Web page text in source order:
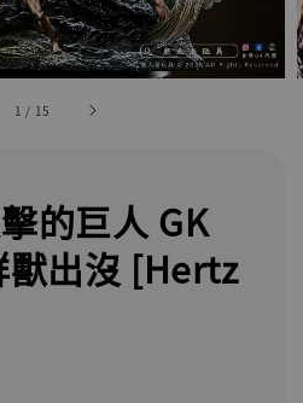
1 / 15
的巨人 GK
獸出沒 [Hertz